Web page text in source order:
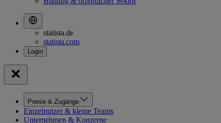
statista.de
statista.com
Preise & Zugänge
Einzelnutzer & kleine Teams
Unternehmen & Konzerne